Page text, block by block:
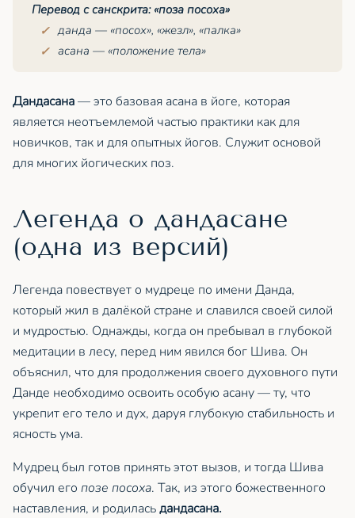
Перевод с санскрита: «поза посоха»
данда — «посох», «жезл», «палка»
асана — «положение тела»
Дандасана— это базовая асана в йоге, которая
является неотъемлемой частью практики как для
новичков, так и для опытных йогов. Служит основой
для многих йогических поз.
Легенда о дандасане
(одна из версий)
Легенда повествует о мудреце по имени Данда,
который жил в далёкой стране и славился своей силой
и мудростью. Однажды, когда он пребывал в глубокой
медитации в лесу, перед ним явился бог Шива. Он
объяснил, что для продолжения своего духовного пути
Данде необходимо освоить особую асану — ту, что
укрепит его тело и дух, даруя глубокую стабильность и
ясность ума.
Мудрец был готов принять этот вызов, и тогда Шива
обучил его позе посоха. Так, из этого божественного
наставления, и родиласьдандасана.